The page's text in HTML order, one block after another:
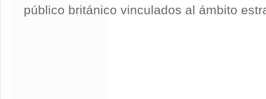
público británico vinculados al ámbito